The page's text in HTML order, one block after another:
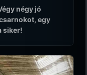
négy jó
egy
siker!